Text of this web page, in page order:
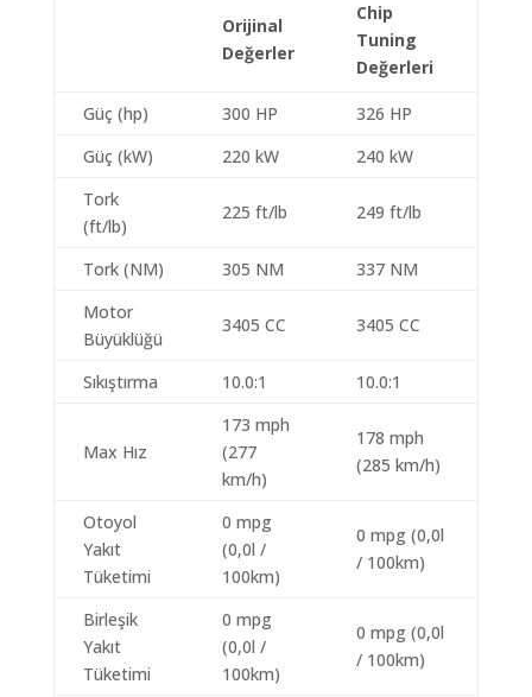
Orijinal
Değerler
Chip
Tuning
Değerleri
Güç (hp) 300 HP
326 HP
Güç (kW)
220 kW
240 kW
Tork
(ft/lb)
225 ft/lb 249 ft/lb
Tork (NM) 305 NM
337 NM
Motor
Büyüklüğü
3405 CC 3405 CC
Sıkıştırma 10.0:1 10.0:1
Max Hız
173 mph
(277
km/h)
178 mph
(285 km/h)
Otoyol
Yakıt
Tüketimi
0 mpg
(0,0l /
100km)
0 mpg (0,0l
/ 100km)
Birleşik
Yakıt
Tüketimi
0 mpg
(0,0l /
100km)
0 mpg (0,0l
/ 100km)